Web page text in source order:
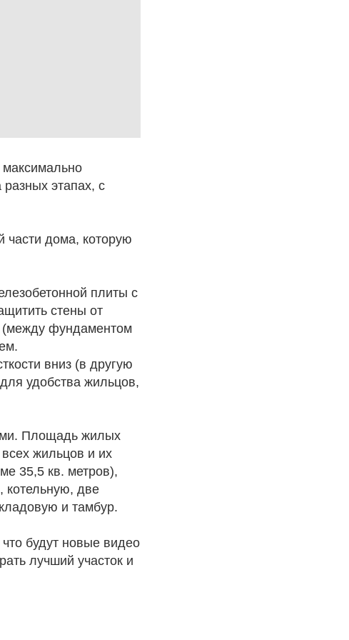
максимально
этапах, с
части дома, которую
плиты с
стены от
(между фундаментом
вниз (в другую
удобства жильцов,
Площадь жилых
жильцов и их
35,5 кв. метров),
котельную, две
и тамбур.
будут новые видео
лучший участок и